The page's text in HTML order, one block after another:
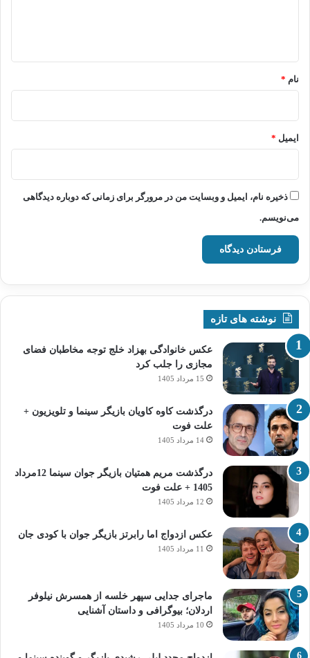
نام *
ایمیل *
ذخیره نام، ایمیل و وبسایت من در مرورگر برای زمانی که دوباره دیدگاهی
می‌نویسم.
نوشته های تازه
عکس خانوادگی بهزاد خلج توجه مخاطبان فضای
مجازی را جلب کرد
15 مرداد 1405
درگذشت کاوه کاویان بازیگر سینما و تلویزیون +
علت فوت
14 مرداد 1405
درگذشت مریم همتیان بازیگر جوان سینما 12مرداد
1405 + علت فوت
12 مرداد 1405
عکس ازدواج اما رابرتز بازیگر جوان با کودی جان
11 مرداد 1405
ماجرای جدایی سپهر خلسه از همسرش نیلوفر
اردلان؛ بیوگرافی و داستان آشنایی
10 مرداد 1405